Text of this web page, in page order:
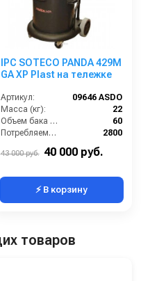
IPC SOTECO PANDA 429M
GA XP Plast на тележке
Артикул:
09646 ASDO
Масса (кг):
22
Объем бака (л):
60
Потребляемая мощность (Вт):
2800
500х500х870
43 000 руб. 40 000 руб.
⚡ В корзину
товаров